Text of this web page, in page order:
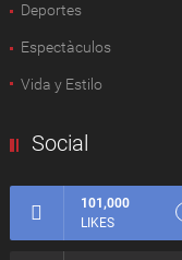
Deportes
Espectàculos
Vida y Estilo
Social
101,000
LIKES